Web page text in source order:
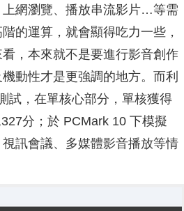
網瀏覽、播放串流影片…等需
的運算，就會顯得吃力一些，
，本來就不是要進行影音創作
動性才是更強調的地方。而利
試，在單核心部分，單核獲得
分；於 PCMark 10 下模擬
訊會議、多媒體影音播放等情